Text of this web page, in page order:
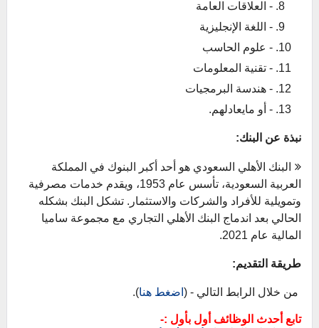
- العلاقات العامة
- اللغة الإنجليزية
- علوم الحاسب
- تقنية المعلومات
- هندسة البرمجيات
- أو مايعادلهم.
نبذة عن البنك:
البنك الأهلي السعودي هو أحد أكبر البنوك في المملكة
العربية السعودية، تأسس عام 1953، ويقدم خدمات مصرفية
وتمويلية للأفراد والشركات والاستثمار. تشكل البنك بشكله
الحالي بعد اندماج البنك الأهلي التجاري مع مجموعة ساميا
المالية عام 2021.
طريقة التقديم:
من خلال الرابط التالي - (اضغط هنا).
تابع أحدث الوظائف أول بأول :-